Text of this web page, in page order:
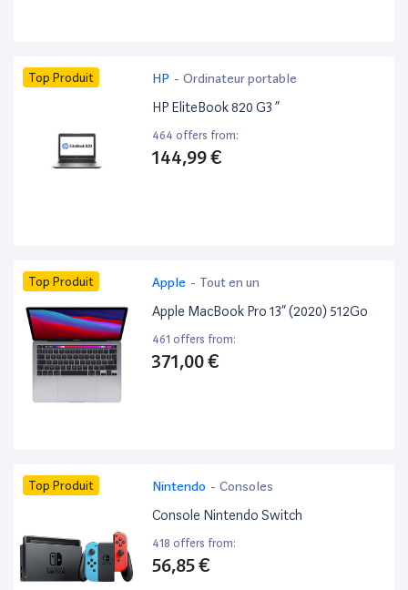
Top Produit HP - Ordinateur portable
HP EliteBook 820 G3 ”
464 offers from:
144,99 €
Top Produit Apple - Tout en un
Apple MacBook Pro 13” (2020) 512Go
461 offers from:
371,00 €
Top Produit Nintendo - Consoles
Console Nintendo Switch
418 offers from:
56,85 €